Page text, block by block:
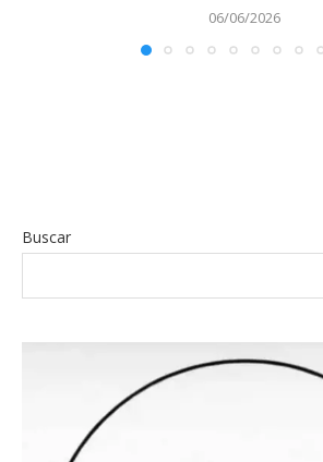
06/06/2026
Buscar